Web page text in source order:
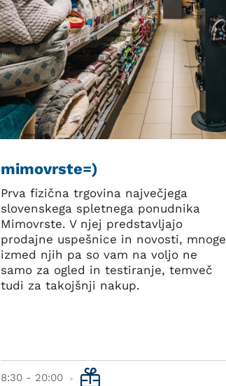
mimovrste=)
Prva fizična trgovina največjega
slovenskega spletnega ponudnika
Mimovrste. V njej predstavljajo
prodajne uspešnice in novosti, mnoge
izmed njih pa so vam na voljo ne
samo za ogled in testiranje, temveč
tudi za takojšnji nakup.
8:30 - 20:00